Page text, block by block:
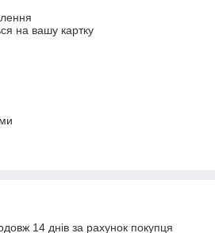
на вашу картку
14 днів за рахунок покупця